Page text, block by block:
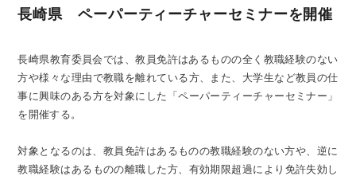
長崎県 ペーパーティーチャーセミナーを開催
長崎県教育委員会では、教員免許はあるものの全く教職経験のない
方や様々な理由で教職を離れている方、また、大学生など教員の仕
事に興味のある方を対象にした「ペーパーティーチャーセミナー」
を開催する。
対象となるのは、教員免許はあるものの教職経験のない方や、逆に
教職経験はあるものの離職した方、有効期限超過により免許失効し